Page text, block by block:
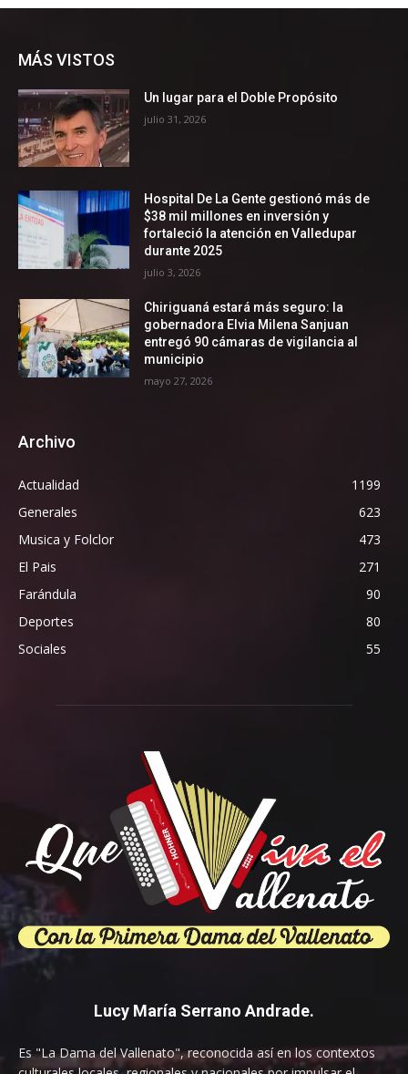
MÁS VISTOS
Un lugar para el Doble Propósito
julio 31, 2026
Hospital De La Gente gestionó más de
$38 mil millones en inversión y
fortaleció la atención en Valledupar
durante 2025
julio 3, 2026
Chiriguaná estará más seguro: la
gobernadora Elvia Milena Sanjuan
entregó 90 cámaras de vigilancia al
municipio
mayo 27, 2026
Archivo
Actualidad
1199
Generales
623
Musica y Folclor
473
El Pais
271
Farándula
90
Deportes
80
Sociales
55
Lucy María Serrano Andrade.
Es "La Dama del Vallenato", reconocida así en los contextos